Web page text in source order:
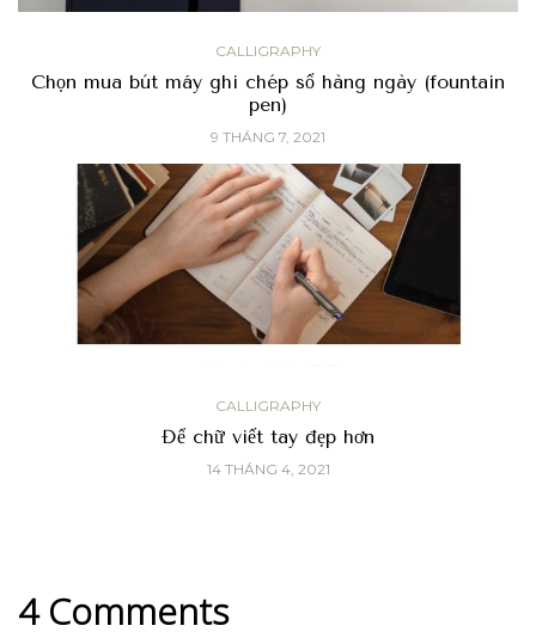
CALLIGRAPHY
Chọn mua bút máy ghi chép sổ hàng ngày (fountain
pen)
9 THÁNG 7, 2021
CALLIGRAPHY
Để chữ viết tay đẹp hơn
14 THÁNG 4, 2021
4 Comments